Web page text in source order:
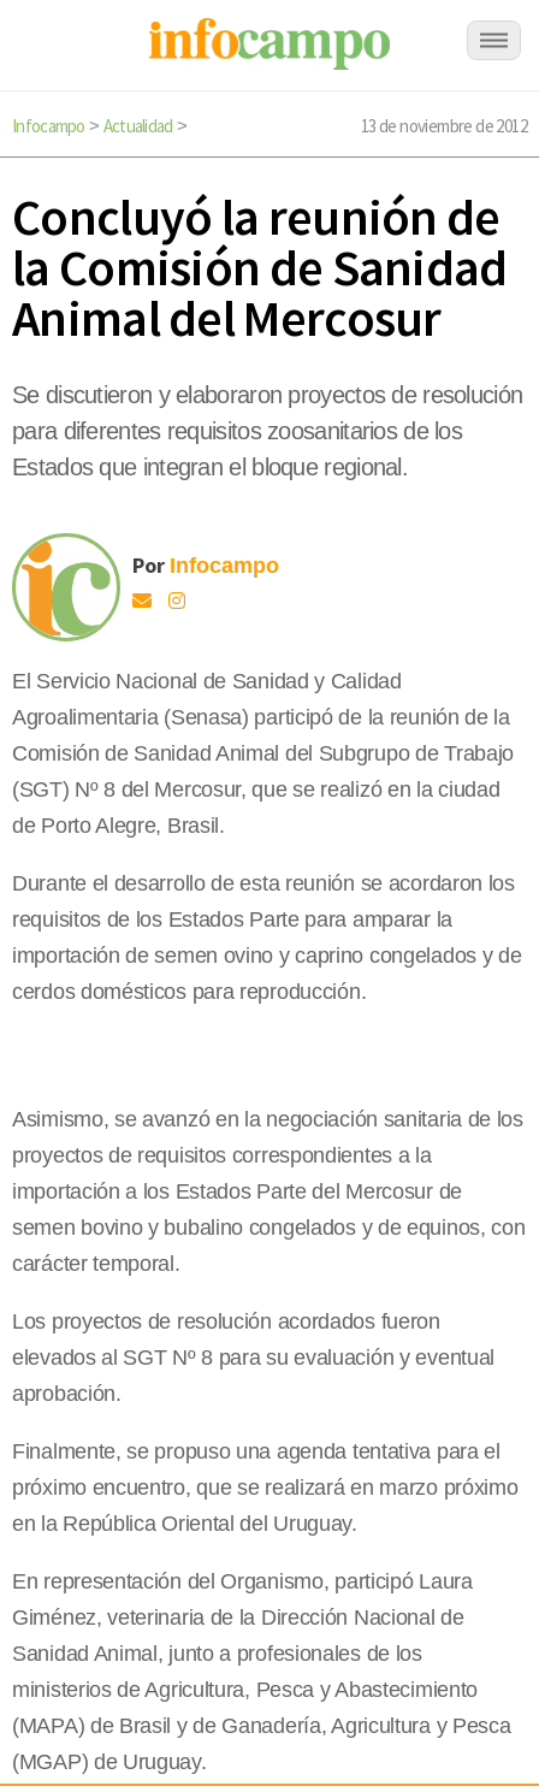
Infocampo > Actualidad > 13 de noviembre de 2012
Concluyó la reunión de
la Comisión de Sanidad
Animal del Mercosur
Se discutieron y elaboraron proyectos de resolución
para diferentes requisitos zoosanitarios de los
Estados que integran el bloque regional.
Por Infocampo
El Servicio Nacional de Sanidad y Calidad
Agroalimentaria (Senasa) participó de la reunión de la
Comisión de Sanidad Animal del Subgrupo de Trabajo
(SGT) Nº 8 del Mercosur, que se realizó en la ciudad
de Porto Alegre, Brasil.
Durante el desarrollo de esta reunión se acordaron los
requisitos de los Estados Parte para amparar la
importación de semen ovino y caprino congelados y de
cerdos domésticos para reproducción.
Asimismo, se avanzó en la negociación sanitaria de los
proyectos de requisitos correspondientes a la
importación a los Estados Parte del Mercosur de
semen bovino y bubalino congelados y de equinos, con
carácter temporal.
Los proyectos de resolución acordados fueron
elevados al SGT Nº 8 para su evaluación y eventual
aprobación.
Finalmente, se propuso una agenda tentativa para el
próximo encuentro, que se realizará en marzo próximo
en la República Oriental del Uruguay.
En representación del Organismo, participó Laura
Giménez, veterinaria de la Dirección Nacional de
Sanidad Animal, junto a profesionales de los
ministerios de Agricultura, Pesca y Abastecimiento
(MAPA) de Brasil y de Ganadería, Agricultura y Pesca
(MGAP) de Uruguay.